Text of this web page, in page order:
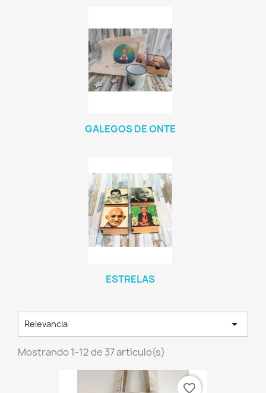
GALEGOS DE ONTE
ESTRELAS
Relevancia 
Mostrando 1-12 de 37 artículo(s)
favorite_border